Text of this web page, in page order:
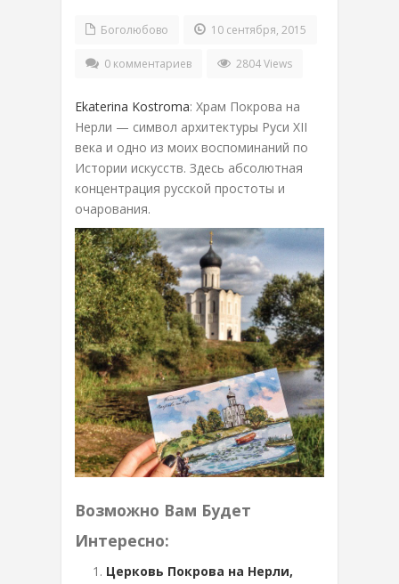
Боголюбово 10 сентября, 2015
0 комментариев 2804 Views
Ekaterina Kostroma: Храм Покрова на
Нерли — символ архитектуры Руси XII
века и одно из моих воспоминаний по
Истории искусств. Здесь абсолютная
концентрация русской простоты и
очарования.
Возможно Вам Будет
Интересно:
Церковь Покрова на Нерли,